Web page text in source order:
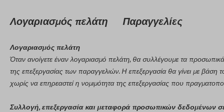
Λογαριασμός πελάτη Παραγγελίες
Λογαριασμός πελάτη
Όταν ανοίγετε έναν λογαριασμό πελάτη, θα συλλέγουμε τα
της επεξεργασίας των παραγγελιών. Η επεξεργασία θα γίνει με
χωρίς να επηρεαστεί η νομιμότητα της επεξεργασίας που
Συλλογή, επεξεργασία και μεταφορά προσωπικών δεδομένων